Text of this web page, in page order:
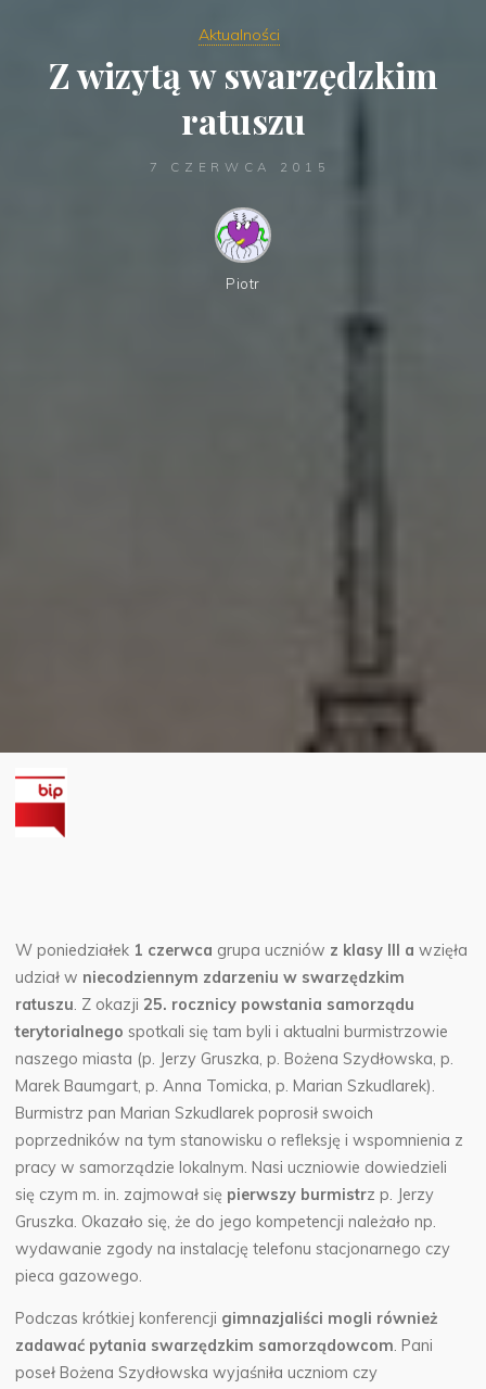
Aktualności
Z wizytą w swarzędzkim
ratuszu
7 CZERWCA 2015
Piotr
W poniedziałek 1 czerwca grupa uczniów z klasy III a wzięła
udział w niecodziennym zdarzeniu w swarzędzkim
ratuszu. Z okazji 25. rocznicy powstania samorządu
terytorialnego spotkali się tam byli i aktualni burmistrzowie
naszego miasta (p. Jerzy Gruszka, p. Bożena Szydłowska, p.
Marek Baumgart, p. Anna Tomicka, p. Marian Szkudlarek).
Burmistrz pan Marian Szkudlarek poprosił swoich
poprzedników na tym stanowisku o refleksję i wspomnienia z
pracy w samorządzie lokalnym. Nasi uczniowie dowiedzieli
się czym m. in. zajmował się pierwszy burmistrz p. Jerzy
Gruszka. Okazało się, że do jego kompetencji należało np.
wydawanie zgody na instalację telefonu stacjonarnego czy
pieca gazowego.
Podczas krótkiej konferencji gimnazjaliści mogli również
zadawać pytania swarzędzkim samorządowcom. Pani
poseł Bożena Szydłowska wyjaśniła uczniom czy